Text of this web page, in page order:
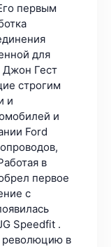
первым
для
Джон Гест
строгим
и
и
Ford
в
первое
с
Speedfit .
революцию в